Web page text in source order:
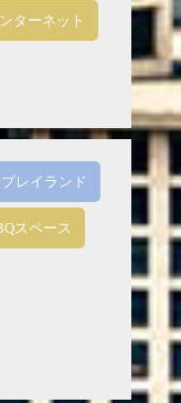
ターネット
レイランド
スペース